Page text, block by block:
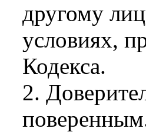
другому
условиях,
Кодекса.
2.